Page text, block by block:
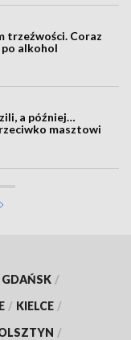
trzeźwości. Coraz
alkohol
a później…
masztowi
GDAŃSK /
/ KIELCE /
/